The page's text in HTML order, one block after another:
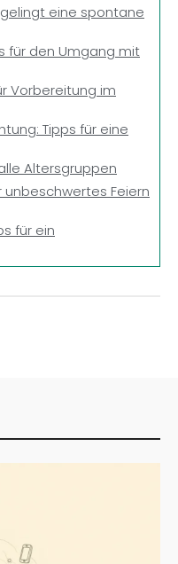
eine spontane
für den Umgang mit
Vorbereitung im
Tipps für eine
Altersgruppen
unbeschwertes Feiern
für ein